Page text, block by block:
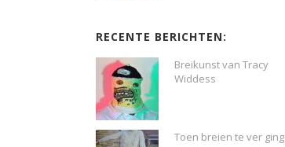
RECENTE BERICHTEN:
Breikunst van Tracy
Widdess
Toen breien te ver ging